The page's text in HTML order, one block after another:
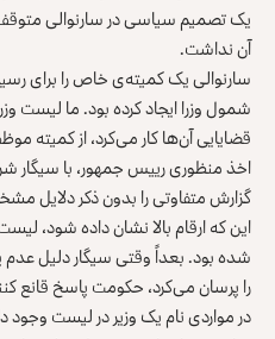
یک تصمیم سیاسی در سارنوالی
آن نداشت.
سارنوالی یک کمیته‌ی خاص را برای
شمول وزرا ایجاد کرده بود. ما لیست
قضایایی آن‌ها کار می‌کرد، از کمیته
اخذ منظوری رییس جمهور، با سیگار
گزارش متفاوتی را بدون ذکر دلایل
این که ارقام بالا نشان داده شود،
شده بود. بعداً وقتی سیگار دلیل
را پرسان می‌کرد، حکومت پاسخ قانع
در مواردی نام یک وزیر در لیست